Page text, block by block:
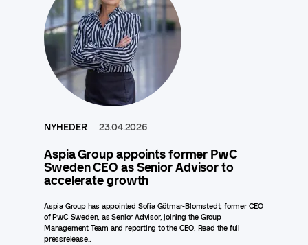
NYHEDER 23.04.2026
Aspia Group appoints former PwC
Sweden CEO as Senior Advisor to
accelerate growth
Aspia Group has appointed Sofia Götmar-Blomstedt, former CEO
of PwC Sweden, as Senior Advisor, joining the Group
Management Team and reporting to the CEO. Read the full
pressrelease..